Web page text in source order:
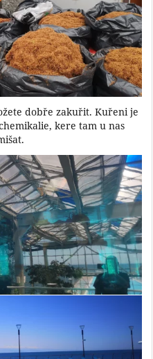
dobře zakuřit. Kuřeni je
kere tam u nas